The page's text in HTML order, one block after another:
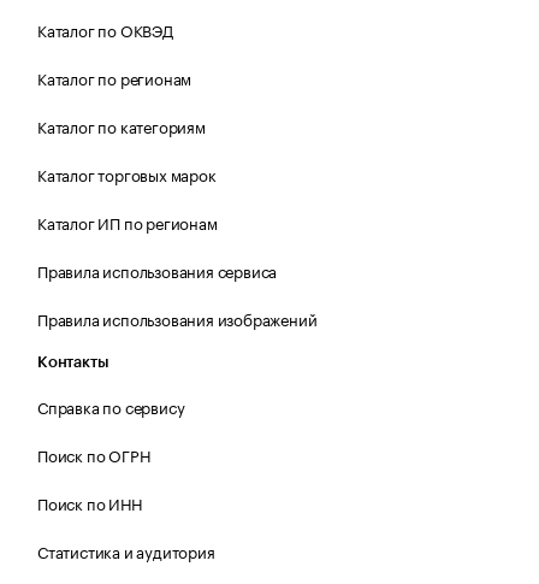
Каталог по ОКВЭД
Каталог по регионам
Каталог по категориям
Каталог торговых марок
Каталог ИП по регионам
Правила использования сервиса
Правила использования изображений
Контакты
Справка по сервису
Поиск по ОГРН
Поиск по ИНН
Статистика и аудитория